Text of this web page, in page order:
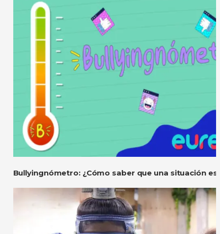
Bullyingnómetro: ¿Cómo saber que una situación es